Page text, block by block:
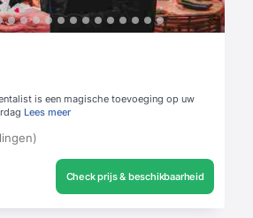
is een magische toevoeging op uw
Lees meer
Check prijs & beschikbaarheid